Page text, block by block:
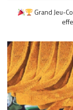
Grand Jeu-